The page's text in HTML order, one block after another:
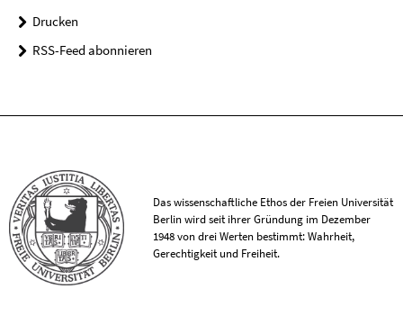
Drucken
RSS-Feed abonnieren
Das wissenschaftliche Ethos der Freien Universität
Berlin wird seit ihrer Gründung im Dezember
1948 von drei Werten bestimmt: Wahrheit,
Gerechtigkeit und Freiheit.